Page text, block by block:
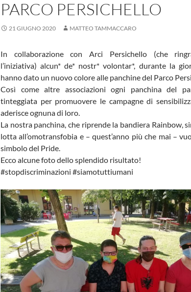
PARCO PERSICHELLO
21 GIUGNO 2020 MATTEO TAMMACCARO
In collaborazione con Arci Persichello (che
l’iniziativa) alcun* de* nostr* volontar*, durante la
hanno dato un nuovo colore alle panchine del Parco
Così come altre associazioni ogni panchina del
tinteggiata per promuovere le campagne di
aderisce ognuna di loro.
La nostra panchina, che riprende la bandiera Rainbow,
lotta all’omotransfobia e – quest’anno più che mai –
simbolo del Pride.
Ecco alcune foto dello splendido risultato!
#stopdiscriminazioni #siamotuttiumani